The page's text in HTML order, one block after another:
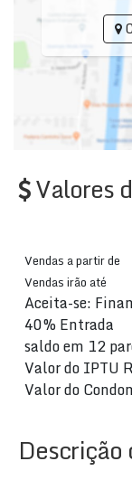
Valores
Vendas a partir de
Vendas irão até
Aceita-se:
40% Entrada
saldo em 12
Valor do IPTU
Valor do